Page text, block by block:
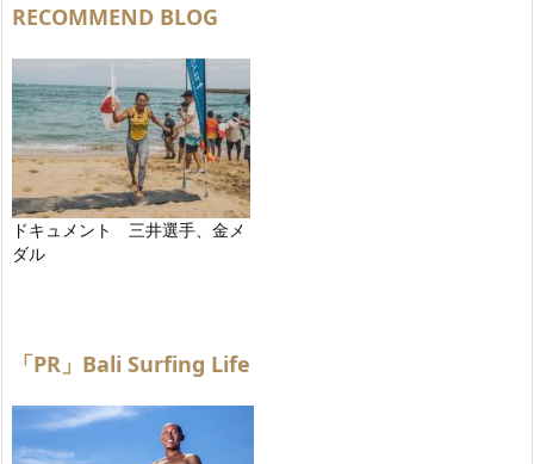
RECOMMEND BLOG
ドキュメント 三井選手、金メ
ダル
「PR」Bali Surfing Life